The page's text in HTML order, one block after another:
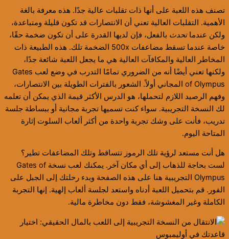
تصنف هذه اللعبة على أنها ذات تقلبات عالية جدًا. هذه معرفة بالغة
الأهمية. التقلبات العالية تعني أن الانتصارات قد تكون قليلة ومتباعدة،
ولكن عندماتحدث بالفعل، فإن لديها القدرة على أن تكون ضخمة حقًا،
خاصة عندما تسقط مضاعفات 500x الضخمة تلك. هذه الطبيعة ذات
المخاطر العالية والمكافآت العالية هي ما يجعل اللعبة شائعة جدًا،
ولكنها تعني أيضًا أنه من الضروري تمامًا التدرب في وضع لعب Gates
of Olympus المجاني أولاً. الشعور بالفترات الطويلة بين الانتصارات،
وفهم الرصيد اللازم لتحملها، هو الدرس الأكثر قيمة الذي يمكن أن تعلمه
لك النسخة التجريبية. سواء كنت تسميها تجربة مجانية أو ببساطة جلسة
تدريب، فأنت على وشك تجربة واحدة من أكثر ألعاب السلوت إثارة
المتاحة اليوم.
هل أنت مستعد لرؤية تلك الرموز تتساقط وتلك المضاعفات تطير؟
لست بحاجة للذهاب إلى أي مكان آخر. يمكنك لعب نسخة Gates of
Olympus التجريبية هنا على هذه الصفحة وبدء رحلتك إلى الجبل على
الفور. قم بتحميل اللعبة أدناه واستعد لجلسة ألعاب إلهية. إنها التجربة
الكاملة وغير المغشوشة، فقط دون مخاطرة مالية.